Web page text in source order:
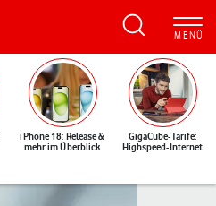
iPhone 18: Release &
mehr im Überblick
GigaCube-Tarife:
Highspeed-Internet